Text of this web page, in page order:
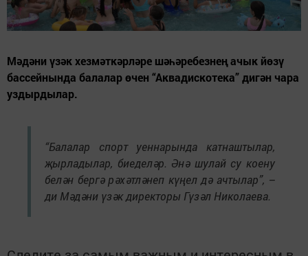
Мәдәни үзәк хезмәткәрләре шәһәребезнең ачык йөзү
бассейнында балалар өчен “Аквадискотека” дигән чара
уздырдылар.
“Балалар спорт уеннарында катнаштылар,
җырладылар, биеделәр. Әнә шулай су коену
белән бергә рәхәтләнеп күңел дә ачтылар”, –
ди Мәдәни үзәк директоры Гүзәл Николаева.